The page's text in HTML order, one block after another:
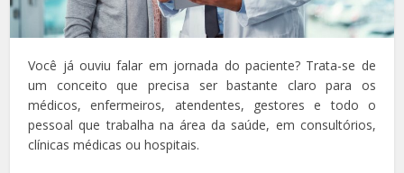
Você já ouviu falar em jornada do paciente? Trata-se de
um conceito que precisa ser bastante claro para os
médicos, enfermeiros, atendentes, gestores e todo o
pessoal que trabalha na área da saúde, em consultórios,
clínicas médicas ou hospitais.